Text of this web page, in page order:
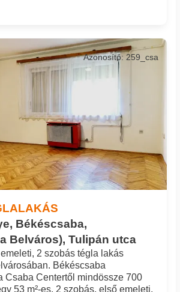
Békéscsaba,
Belváros), Tulipán utca
Azonosító: 259_csa
2 szobás tégla lakás
Békéscsaba
Csaba Centertől mindössze 700
53 m²-es, 2 szobás, első emeleti,